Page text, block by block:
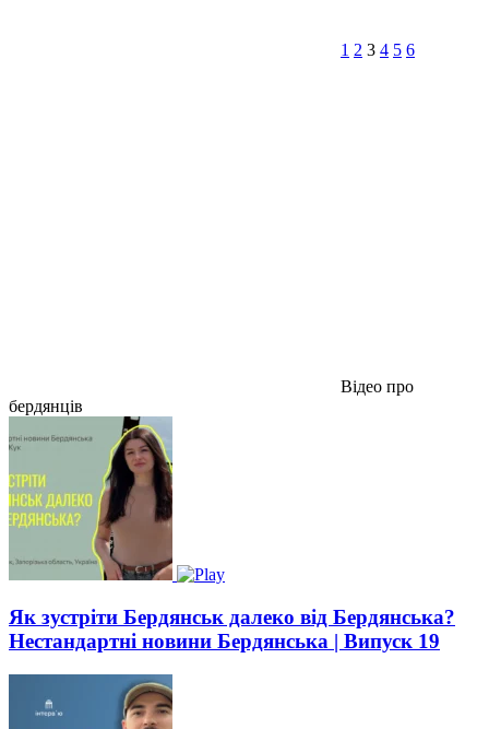
1 2 3 4 5 6
Відео про
бердянців
Як зустріти Бердянськ далеко від Бердянська?
Нестандартні новини Бердянська | Випуск 19